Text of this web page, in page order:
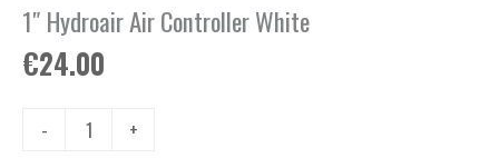
1″ Hydroair Air Controller White
€24.00
- +